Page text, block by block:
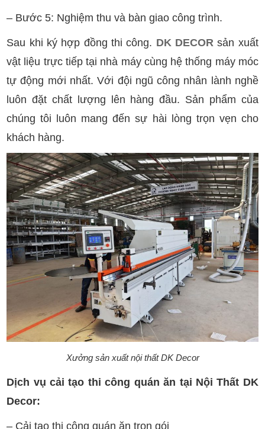
– Bước 5: Nghiệm thu và bàn giao công trình.
Sau khi ký hợp đồng thi công. DK DECOR sản xuất
vật liệu trực tiếp tại nhà máy cùng hệ thống máy móc
tự động mới nhất. Với đội ngũ công nhân lành nghề
luôn đặt chất lượng lên hàng đầu. Sản phẩm của
chúng tôi luôn mang đến sự hài lòng trọn vẹn cho
khách hàng.
Xưởng sản xuất nội thất DK Decor
Dịch vụ cải tạo thi công quán ăn tại Nội Thất DK
Decor:
– Cải tạo thi công quán ăn trọn gói